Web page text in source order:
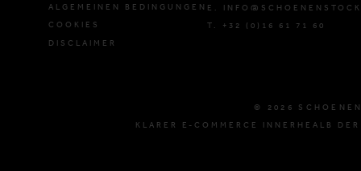
ALGEMEINEN BEDINGUNGEN
COOKIES
DISCLAIMER
E.
T. +32 (0)16 61 71 60
© 2026
KLARER E-COMMERCE INNERHEALB